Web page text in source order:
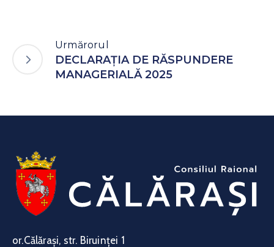
Urmărorul
DECLARAȚIA DE RĂSPUNDERE
MANAGERIALĂ 2025
or.Călărași, str. Biruinței 1